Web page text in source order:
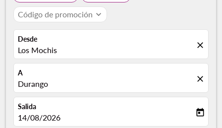
Código de promoción expand_more
Desde
Los Mochis close
A
Durango close
Salida
fc-booking-departure-date-aria-label
14/08/2026 today